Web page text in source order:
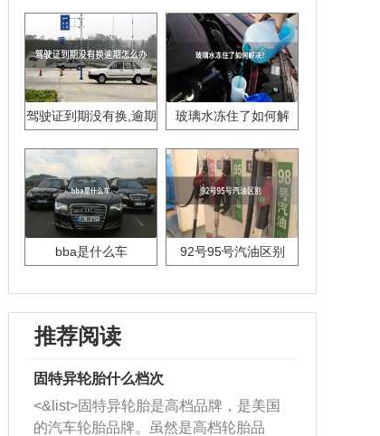
驾驶证到期没有换,逾期
玻璃水冻住了如何解
bba是什么车 92号95号汽油区别
推荐阅读
固特异轮胎什么档次
<&list>固特异轮胎是高档品牌，是美国
的汽车轮胎品牌。虽然是高档轮胎品